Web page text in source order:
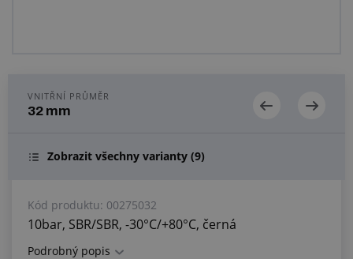
VNITŘNÍ PRŮMĚR
32 mm
Zobrazit všechny varianty (9)
Kód produktu: 00275032
10bar, SBR/SBR, -30°C/+80°C, černá
Podrobný popis